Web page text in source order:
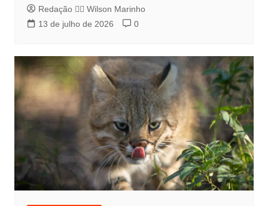
Redação 👨‍⚖️​ Wilson Marinho
13 de julho de 2026
0